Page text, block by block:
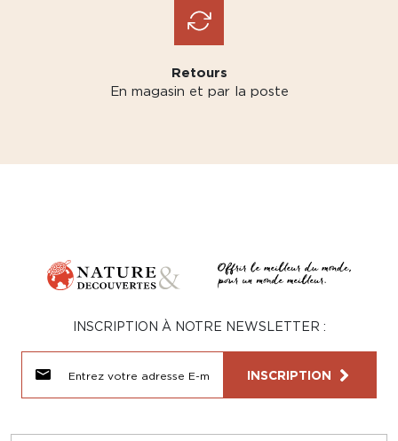
Retours
En magasin et par la poste
INSCRIPTION À NOTRE NEWSLETTER :
INSCRIPTION